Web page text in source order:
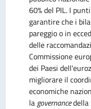
60% del PIL. I
garantire che i
pareggio o in
delle
Commissione
dei Paesi
migliorare il
economiche
lagovernancedella